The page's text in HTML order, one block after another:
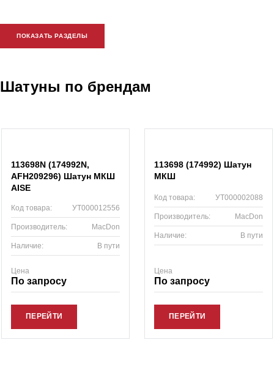
ПОКАЗАТЬ РАЗДЕЛЫ
Шатуны по брендам
113698N (174992N,
AFH209296) Шатун МКШ
AISE
Код товара: УТ000012556
Производитель: MacDon
Наличие: В пути
Цена
По запросу
ПЕРЕЙТИ
113698 (174992) Шатун
МКШ
Код товара: УТ000002088
Производитель: MacDon
Наличие: В пути
Цена
По запросу
ПЕРЕЙТИ